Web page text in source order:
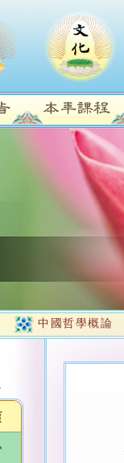
中國哲學概論